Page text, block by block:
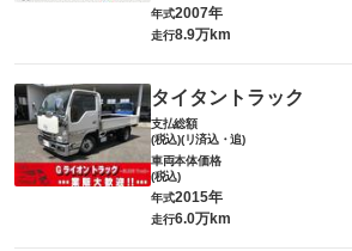
年式2007年
走行8.9万km
タイタントラック
支払総額
(税込)(リ済込・追)
車両本体価格
(税込)
年式2015年
走行6.0万km